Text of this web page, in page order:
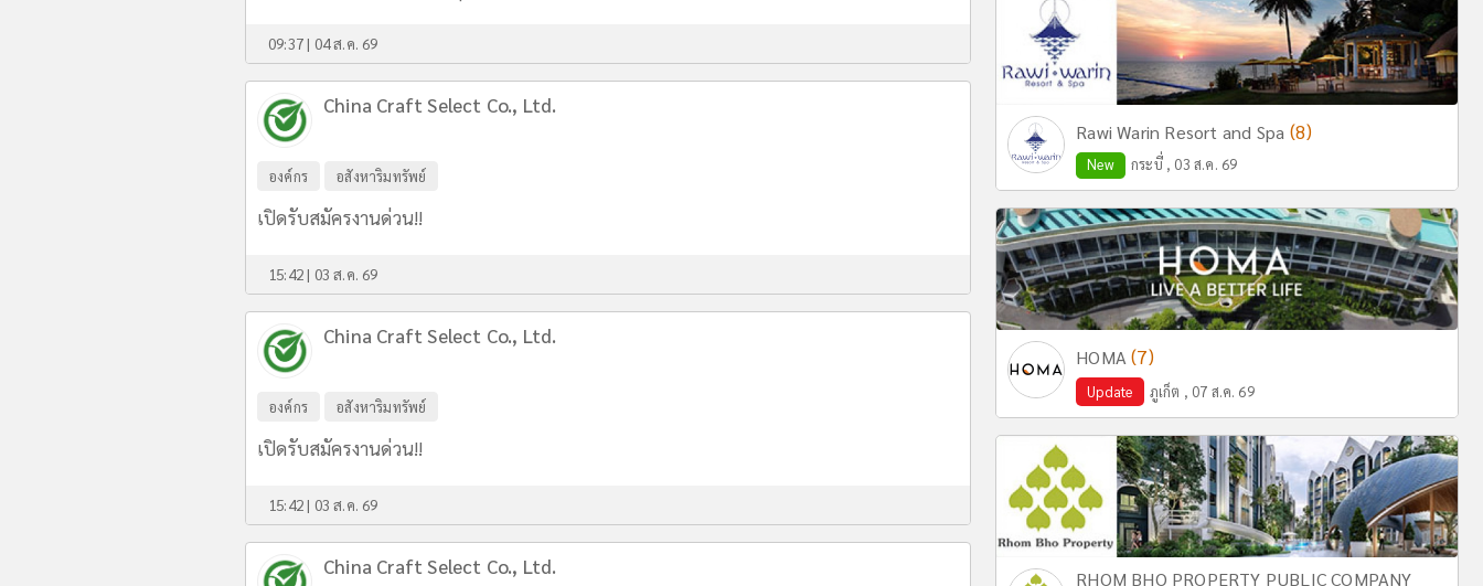
09:37 | 04 ส.ค. 69
China Craft Select Co., Ltd.
องค์กร อสังหาริมทรัพย์
เปิดรับสมัครงานด่วน!!
15:42 | 03 ส.ค. 69
China Craft Select Co., Ltd.
องค์กร อสังหาริมทรัพย์
เปิดรับสมัครงานด่วน!!
15:42 | 03 ส.ค. 69
China Craft Select Co., Ltd.
Rawi Warin Resort and Spa (8)
New กระบี่ , 03 ส.ค. 69
HOMA(7)
Update ภูเก็ต , 07 ส.ค. 69
RHOM BHO PROPERTY PUBLIC COMPANY